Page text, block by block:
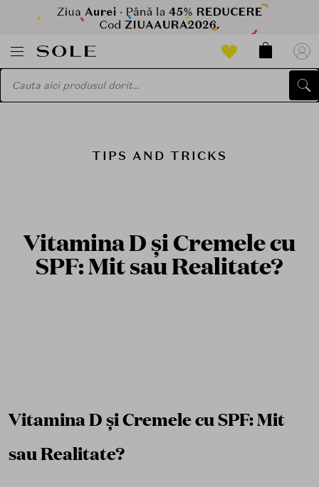
TIPS AND TRICKS
Vitamina D și Cremele cu
SPF: Mit sau Realitate?
Vitamina D și Cremele cu SPF: Mit
sau Realitate?